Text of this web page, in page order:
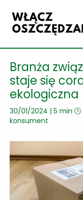
treści
Branża
staje się
ekologiczna
30/01/2024 | 5 min 🕒
konsument